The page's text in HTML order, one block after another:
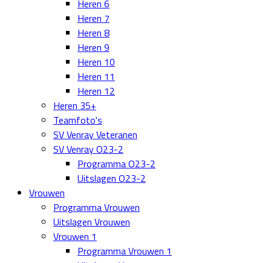
Heren 6
Heren 7
Heren 8
Heren 9
Heren 10
Heren 11
Heren 12
Heren 35+
Teamfoto's
SV Venray Veteranen
SV Venray O23-2
Programma O23-2
Uitslagen O23-2
Vrouwen
Programma Vrouwen
Uitslagen Vrouwen
Vrouwen 1
Programma Vrouwen 1